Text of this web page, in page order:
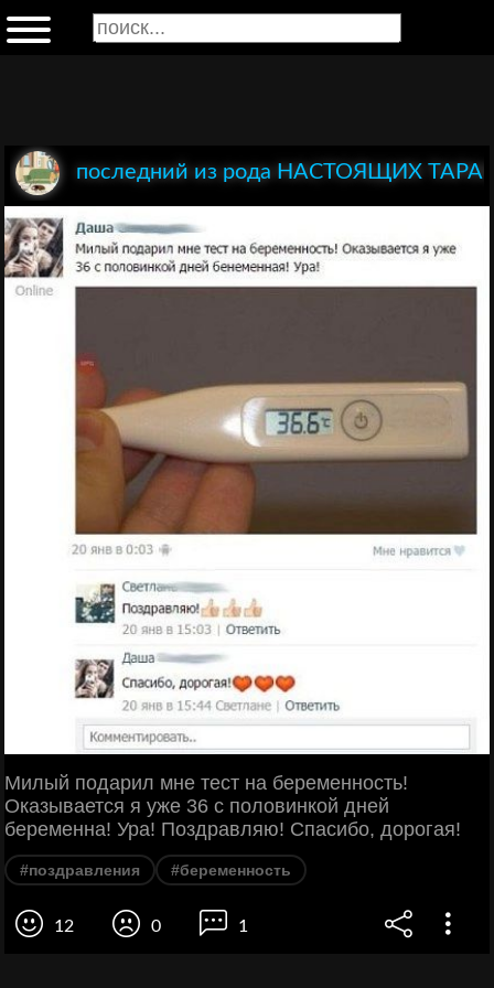
последний из рода НАСТОЯЩИХ
Милый подарил мне тест на беременность!
Оказывается я уже 36 с половинкой дней
беременна! Ура! Поздравляю! Спасибо, дорогая!
#поздравления #беременность
12 0 1